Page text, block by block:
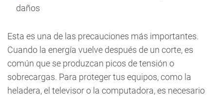
daños
Esta es una de las precauciones más importantes.
Cuando la energía vuelve después de un corte, es
común que se produzcan picos de tensión o
sobrecargas. Para proteger tus equipos, como la
heladera, el televisor o la computadora, es necesario